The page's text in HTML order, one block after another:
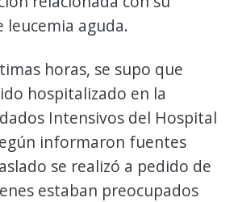
leucemia aguda.
horas, se supo que
hospitalizado en la
Intensivos del Hospital
informaron fuentes
se realizó a pedido de
estaban preocupados